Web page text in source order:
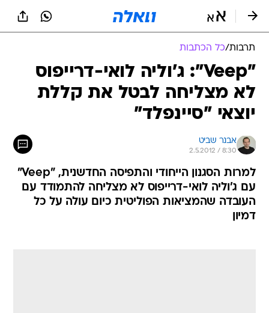
תרבות/כל הכתבות
"Veep": ג'וליה לואי-דרייפוס
לא מצליחה לבטל את קללת
יוצאי "סיינפלד"
אבנר שביט
2.5.2012 / 8:30
למרות הסגנון הייחודי והתפיסה החדשנית, "Veep"
עם ג'וליה לואי-דרייפוס לא מצליחה להתמודד עם
העובדה שהמציאות הפוליטית כיום עולה על כל
דמיון